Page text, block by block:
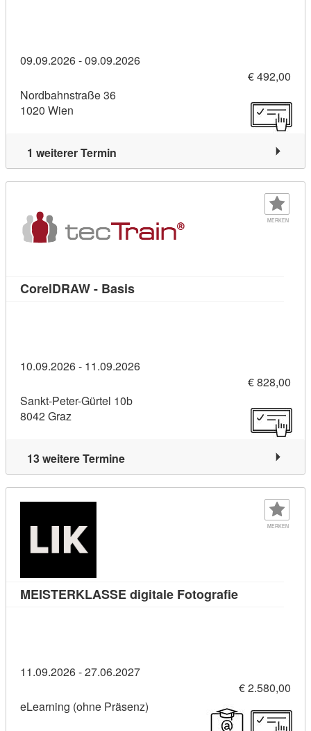
09.09.2026 - 09.09.2026
€ 492,00
Nordbahnstraße 36
1020 Wien
1 weiterer Termin
MERKEN
CorelDRAW - BasisKursdetail: CorelDRAW - Basis
10.09.2026 - 11.09.2026
€ 828,00
Sankt-Peter-Gürtel 10b
8042 Graz
13 weitere Termine
MERKEN
MEISTERKLASSE digitale FotografieKursdetail:
11.09.2026 - 27.06.2027
€ 2.580,00
eLearning (ohne Präsenz)